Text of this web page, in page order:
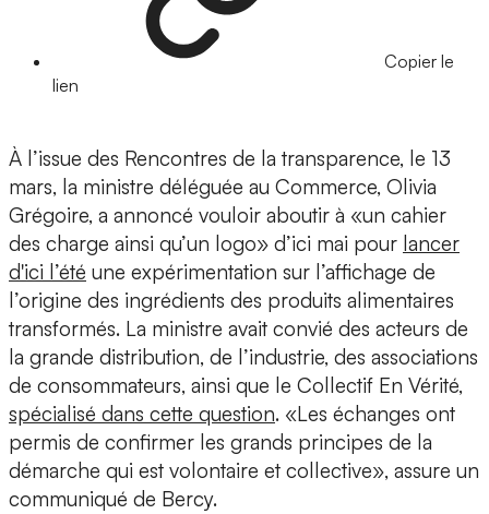
Copier le
lien
À l’issue des Rencontres de la transparence, le 13
mars, la ministre déléguée au Commerce, Olivia
Grégoire, a annoncé vouloir aboutir à «un cahier
des charge ainsi qu’un logo» d’ici mai pour lancer
d'ici l’été une expérimentation sur l’affichage de
l’origine des ingrédients des produits alimentaires
transformés. La ministre avait convié des acteurs de
la grande distribution, de l’industrie, des associations
de consommateurs, ainsi que le Collectif En Vérité,
spécialisé dans cette question. «Les échanges ont
permis de confirmer les grands principes de la
démarche qui est volontaire et collective», assure un
communiqué de Bercy.